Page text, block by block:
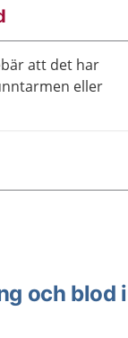
att det har
eller
och blod i